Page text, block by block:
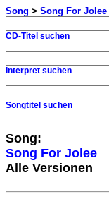
Song > Song For Jolee
CD-Titel suchen
Interpret suchen
Songtitel suchen
Song:
Song For Jolee
Alle Versionen